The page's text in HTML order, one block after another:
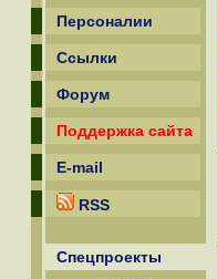
Персоналии
Ссылки
Форум
Поддержка сайта
E-mail
RSS
Спецпроекты